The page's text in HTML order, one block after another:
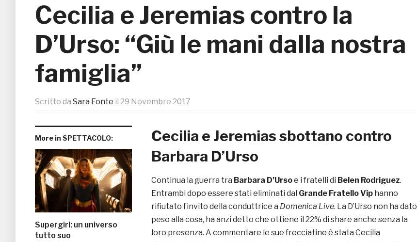
Cecilia e Jeremias contro la
D’Urso: “Giù le mani dalla nostra
famiglia”
Scritto da Sara Fonte il 29 Novembre 2017
More in SPETTACOLO:
Supergirl: un universo
tutto suo
Cecilia e Jeremias sbottano contro
Barbara D’Urso
Continua la guerra tra Barbara D’Ursoe i fratelli di Belen Rodriguez.
Entrambi dopo essere stati eliminati dal Grande Fratello Vip hanno
rifiutato l’invito della conduttrice a Domenica Live. La D’Urso non ha dato
peso alla cosa, ha anzi detto che ottiene il 22% di share anche senza la
loro presenza. A commentare le sue frecciatine è stata Cecilia